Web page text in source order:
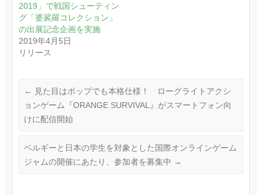
2019」で戦国シューティン
グ「婆裟羅コレクション」
の出展記念企画を実施
2019年4月5日
リリース
←
見た目はポップでも本格仕様！ ローグライトアクシ
ョンゲーム『ORANGE SURVIVAL』がスマートフォン向
けに配信開始
ベルギーと日本の学生を対象とした国際オンラインゲーム
ジャムの開催にあたり、参加者を募集中 →